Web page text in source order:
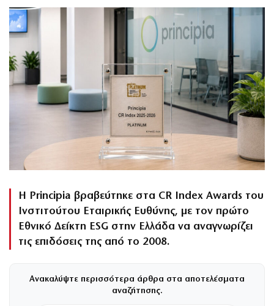
Η Principia βραβεύτηκε στα CR Index Awards του
Ινστιτούτου Εταιρικής Ευθύνης, με τον πρώτο
Εθνικό Δείκτη ESG στην Ελλάδα να αναγνωρίζει
τις επιδόσεις της από το 2008.
Ανακαλύψτε περισσότερα άρθρα στα αποτελέσματα
αναζήτησης.